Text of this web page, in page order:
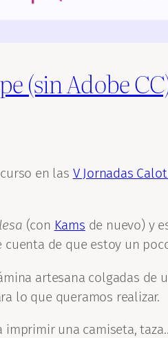
(sin Adobe
en las V Jornadas
(con Kams de nuevo) y
de que estoy un
artesana colgadas de
lo que queramos realizar.
una camiseta,